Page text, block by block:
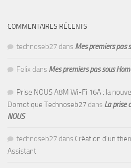
COMMENTAIRES RÉCENTS
technoseb27 dans Mes premiers pas
Felix dans Mes premiers pas sous
Prise NOUS A8M Wi-Fi 16A : la
Domotique Technoseb27 dans La prise
NOUS
technoseb27 dans Création d’un
Assistant